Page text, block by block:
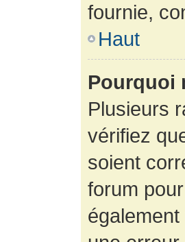
fournie,
Haut
Pourquoi
Plusieurs
vérifiez
soient
forum